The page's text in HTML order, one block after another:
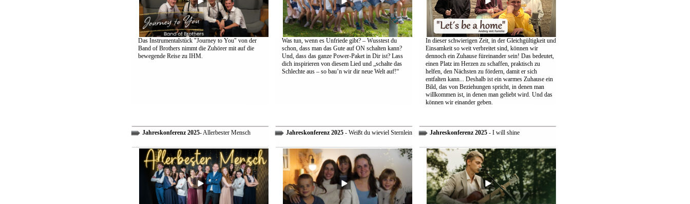
Das Instrumentalstück "Journey to You" von der
Band of Brothers nimmt die Zuhörer mit auf die
bewegende Reise zu IHM.
Was tun, wenn es Unfriede gibt? – Wusstest du
schon, dass man das Gute auf ON schalten kann?
Und, dass das ganze Power-Paket in Dir ist? Lass
dich inspirieren von diesem Lied und „schalte das
Schlechte aus – so bau’n wir dir neue Welt auf!“
In dieser schwierigen Zeit, in der Gleichgültigkeit und
Einsamkeit so weit verbreitet sind, können wir
dennoch ein Zuhause füreinander sein! Das bedeutet,
einen Platz im Herzen zu schaffen, praktisch zu
helfen, den Nächsten zu fördern, damit er sich
entfalten kann... Deshalb ist ein warmes Zuhause ein
Bild, das von Beziehungen spricht, in denen man
willkommen ist, in denen man geliebt wird. Und das
können wir einander geben.
Jahreskonferenz 2025- Allerbester Mensch Jahreskonferenz 2025- Weißt du wieviel Sternlein Jahreskonferenz 2025- I will shine